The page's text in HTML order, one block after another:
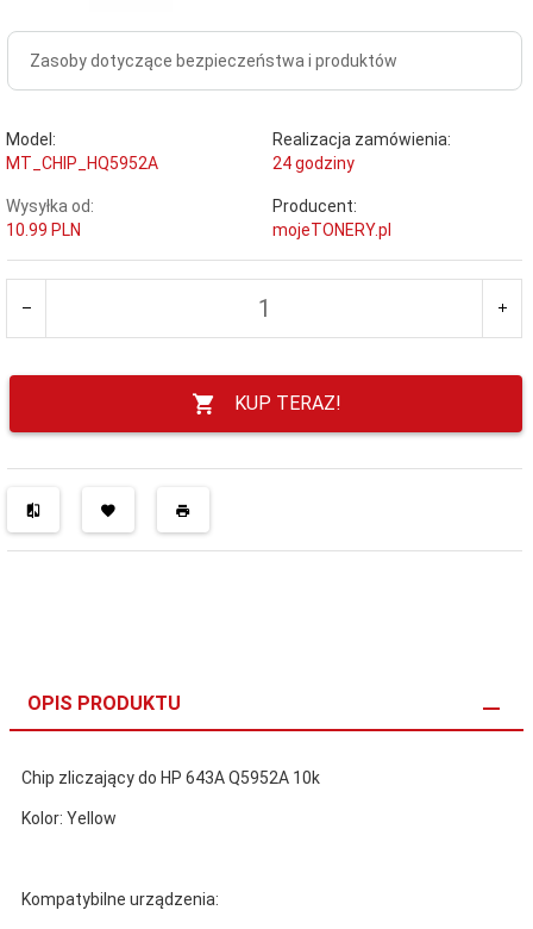
Zasoby dotyczące bezpieczeństwa i produktów
Model:
MT_CHIP_HQ5952A
Realizacja zamówienia:
24 godziny
Wysyłka od:
10.99 PLN
Producent:
mojeTONERY.pl
KUP TERAZ!
OPIS PRODUKTU
Chip zliczający do HP 643A Q5952A 10k
Kolor: Yellow
Kompatybilne urządzenia: